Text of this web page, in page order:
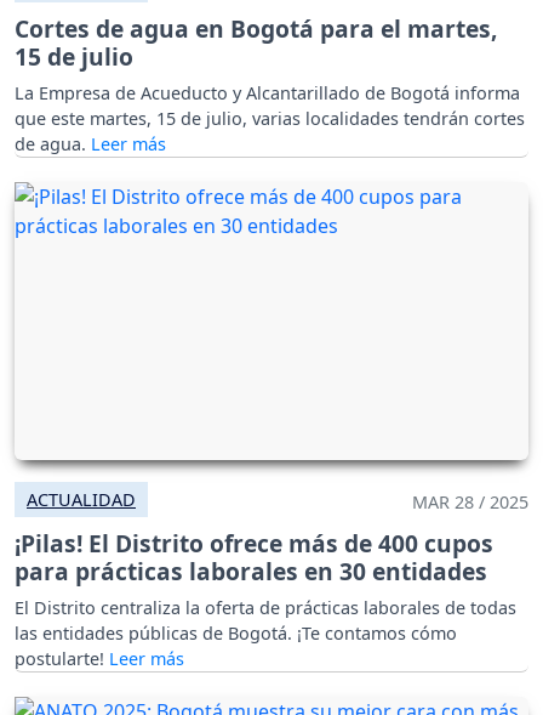
Cortes de agua en Bogotá para el martes,
15 de julio
La Empresa de Acueducto y Alcantarillado de Bogotá informa
que este martes, 15 de julio, varias localidades tendrán cortes
de agua.
ACTUALIDAD MAR 28 / 2025
¡Pilas! El Distrito ofrece más de 400 cupos
para prácticas laborales en 30 entidades
El Distrito centraliza la oferta de prácticas laborales de todas
las entidades públicas de Bogotá. ¡Te contamos cómo
postularte!